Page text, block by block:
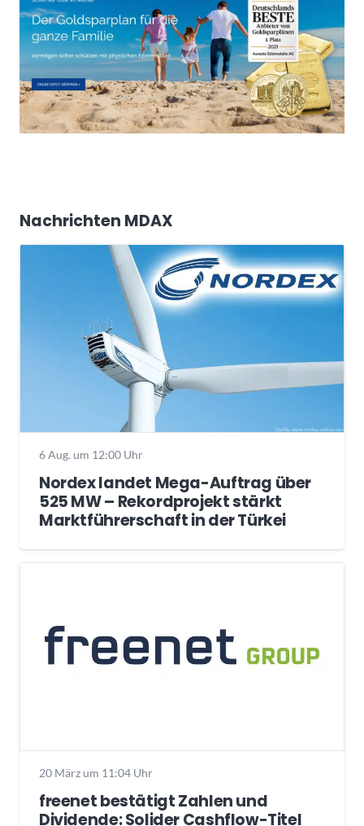
Nachrichten MDAX
6 Aug. um 12:00 Uhr
Nordex landet Mega-Auftrag über
525 MW – Rekordprojekt stärkt
Marktführerschaft in der Türkei
20 März um 11:04 Uhr
freenet bestätigt Zahlen und
Dividende: Solider Cashflow-Titel